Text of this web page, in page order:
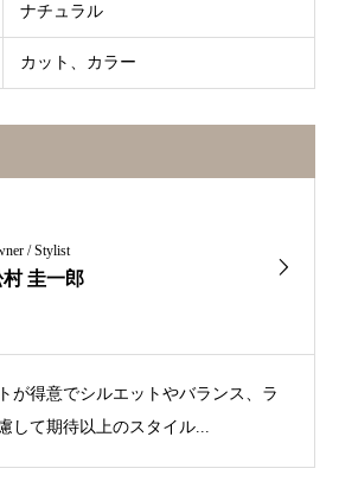
ナチュラル
カット、カラー
/ Stylist
村 圭一郎
が得意でシルエットやバランス、ラ
して期待以上のスタイル...